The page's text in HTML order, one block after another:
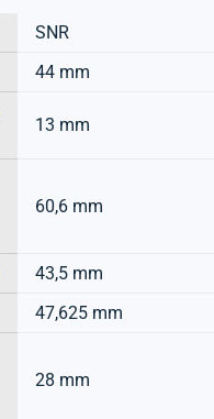
SNR
44 mm
13 mm
60,6 mm
43,5 mm
47,625 mm
28 mm